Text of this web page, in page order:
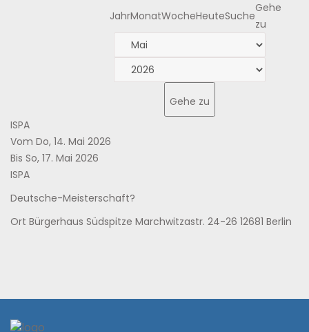
JahrMonatWocheHeuteSuche
Gehe
zu
Gehe zu
ISPA
Vom Do, 14. Mai 2026
Bis So, 17. Mai 2026
ISPA
Deutsche-Meisterschaft?
Ort Bürgerhaus Südspitze Marchwitzastr. 24-26 12681 Berlin